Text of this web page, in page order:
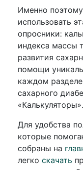
Именно
использовать
опросники:
индекса массы
развития
помощи
каждом
сахарного
«Калькуляторы».
Для удобства
которые
собраны на
легко скачать